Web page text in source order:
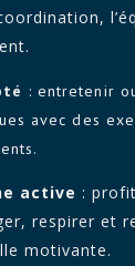
: entretenir
avec des
active :
respirer et
motivante.